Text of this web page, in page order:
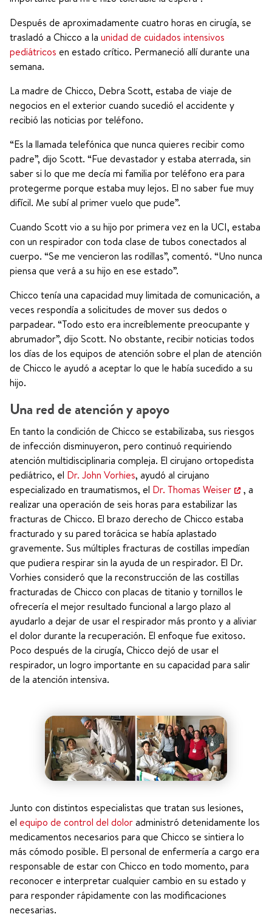
Después de aproximadamente cuatro horas en cirugía, se
trasladó a Chicco a la unidad de cuidados intensivos
pediátricos en estado crítico. Permaneció allí durante una
semana.
La madre de Chicco, Debra Scott, estaba de viaje de
negocios en el exterior cuando sucedió el accidente y
recibió las noticias por teléfono.
“Es la llamada telefónica que nunca quieres recibir como
padre”, dijo Scott. “Fue devastador y estaba aterrada, sin
saber si lo que me decía mi familia por teléfono era para
protegerme porque estaba muy lejos. El no saber fue muy
difícil. Me subí al primer vuelo que pude”.
Cuando Scott vio a su hijo por primera vez en la UCI, estaba
con un respirador con toda clase de tubos conectados al
cuerpo. “Se me vencieron las rodillas”, comentó. “Uno nunca
piensa que verá a su hijo en ese estado”.
Chicco tenía una capacidad muy limitada de comunicación, a
veces respondía a solicitudes de mover sus dedos o
parpadear. “Todo esto era increíblemente preocupante y
abrumador”, dijo Scott. No obstante, recibir noticias todos
los días de los equipos de atención sobre el plan de atención
de Chicco le ayudó a aceptar lo que le había sucedido a su
hijo.
Una red de atención y apoyo
En tanto la condición de Chicco se estabilizaba, sus riesgos
de infección disminuyeron, pero continuó requiriendo
atención multidisciplinaria compleja. El cirujano ortopedista
pediátrico, el Dr. John Vorhies, ayudó al cirujano
especializado en traumatismos, el Dr. Thomas Weiser
, a
realizar una operación de seis horas para estabilizar las
fracturas de Chicco. El brazo derecho de Chicco estaba
fracturado y su pared torácica se había aplastado
gravemente. Sus múltiples fracturas de costillas impedían
que pudiera respirar sin la ayuda de un respirador. El Dr.
Vorhies consideró que la reconstrucción de las costillas
fracturadas de Chicco con placas de titanio y tornillos le
ofrecería el mejor resultado funcional a largo plazo al
ayudarlo a dejar de usar el respirador más pronto y a aliviar
el dolor durante la recuperación. El enfoque fue exitoso.
Poco después de la cirugía, Chicco dejó de usar el
respirador, un logro importante en su capacidad para salir
de la atención intensiva.
Junto con distintos especialistas que tratan sus lesiones,
el equipo de control del doloradministró detenidamente los
medicamentos necesarios para que Chicco se sintiera lo
más cómodo posible. El personal de enfermería a cargo era
responsable de estar con Chicco en todo momento, para
reconocer e interpretar cualquier cambio en su estado y
para responder rápidamente con las modificaciones
necesarias.